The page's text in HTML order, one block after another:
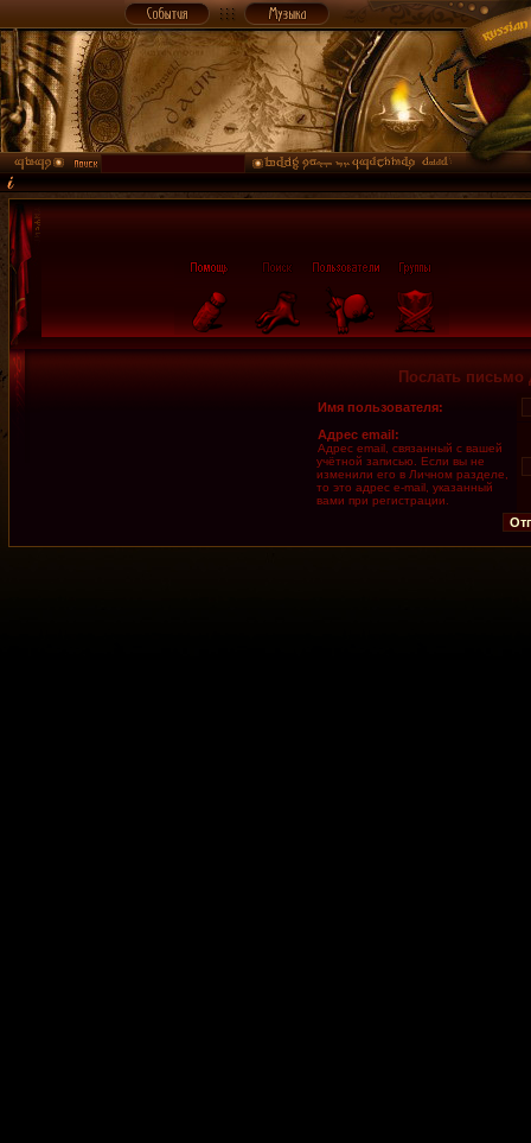
Послать письмо
Имя пользователя:
Адрес email:
Адрес email, связанный с вашей
учётной записью. Если вы не
изменили его в Личном разделе,
то это адрес e-mail, указанный
вами при регистрации.